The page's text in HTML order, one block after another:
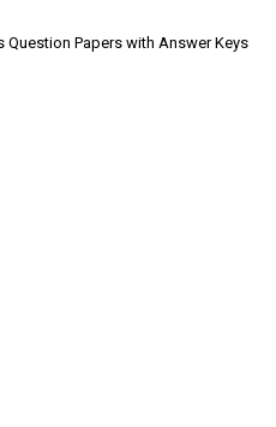
Question Papers with Answer Keys